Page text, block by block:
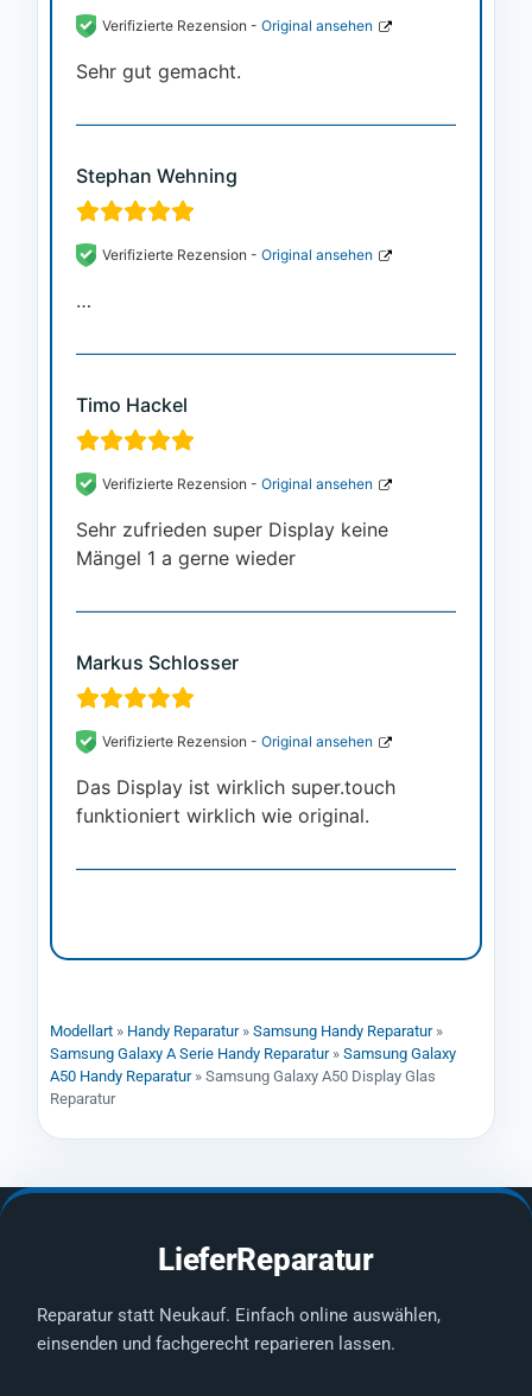
Verifizierte Rezension - Original ansehen
Sehr gut gemacht.
Stephan Wehning
Verifizierte Rezension - Original ansehen
…
Timo Hackel
Verifizierte Rezension - Original ansehen
Sehr zufrieden super Display keine
Mängel 1 a gerne wieder
Markus Schlosser
Verifizierte Rezension - Original ansehen
Das Display ist wirklich super.touch
funktioniert wirklich wie original.
Modellart » Handy Reparatur» Samsung Handy Reparatur»
Samsung Galaxy A Serie Handy Reparatur» Samsung Galaxy
A50 Handy Reparatur» Samsung Galaxy A50 Display Glas
Reparatur
LieferReparatur
Reparatur statt Neukauf. Einfach online auswählen,
einsenden und fachgerecht reparieren lassen.